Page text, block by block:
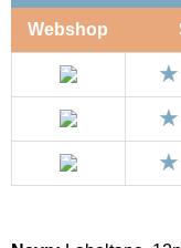
Webshop